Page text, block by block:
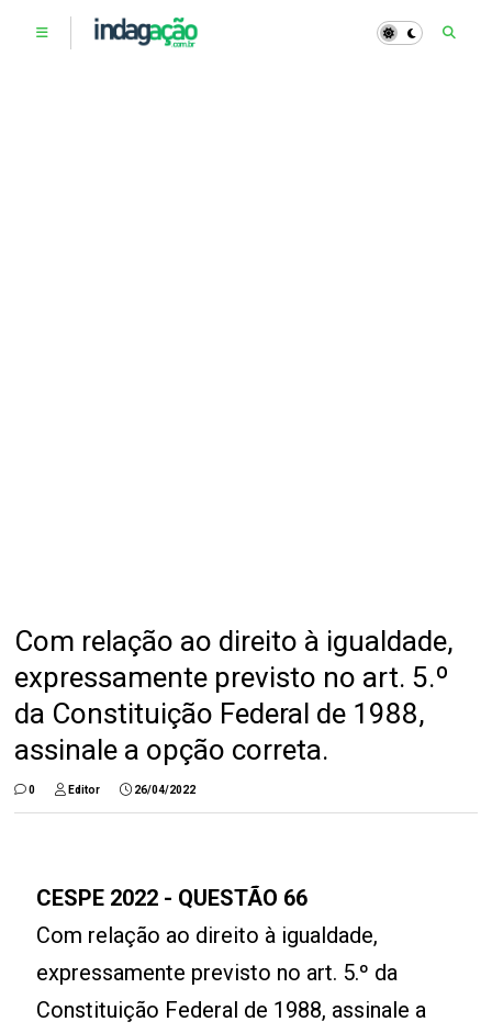
Com relação ao direito à igualdade,
expressamente previsto no art. 5.º
da Constituição Federal de 1988,
assinale a opção correta.
0 Editor 26/04/2022
CESPE 2022 - QUESTÃO 66
Com relação ao direito à igualdade,
expressamente previsto no art. 5.º da
Constituição Federal de 1988, assinale a